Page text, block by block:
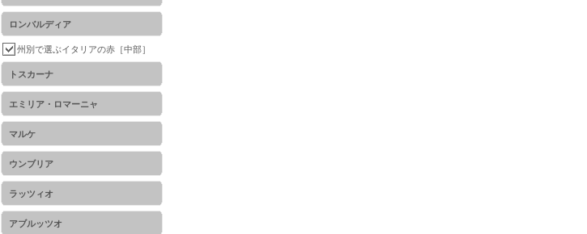
ロンバルディア
州別で選ぶイタリアの赤［中部］
トスカーナ
エミリア・ロマーニャ
マルケ
ウンブリア
ラッツィオ
アブルッツオ